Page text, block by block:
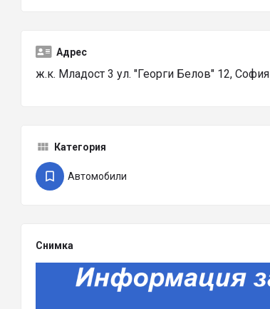
Адрес
ж.к. Младост 3 ул. "Георги Белов" 12, София
Категория
Автомобили
Снимка